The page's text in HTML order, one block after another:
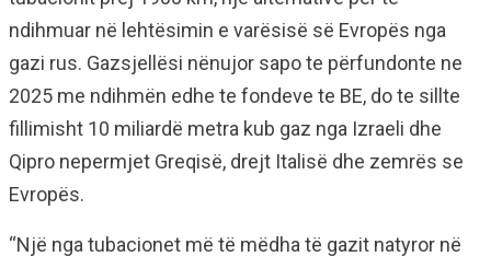
ndihmuar në lehtësimin e varësisë së Evropës nga
gazi rus. Gazsjellësi nënujor sapo te përfundonte ne
2025 me ndihmën edhe te fondeve te BE, do te sillte
fillimisht 10 miliardë metra kub gaz nga Izraeli dhe
Qipro nepermjet Greqisë, drejt Italisë dhe zemrës se
Evropës.
“Një nga tubacionet më të mëdha të gazit natyror në